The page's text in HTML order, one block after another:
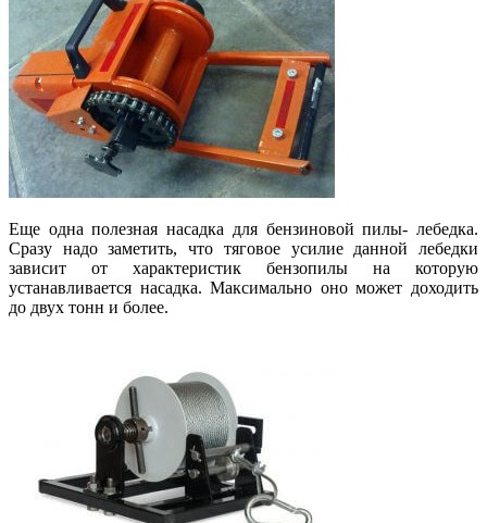
Еще одна полезная насадка для бензиновой пилы- лебедка.
Сразу надо заметить, что тяговое усилие данной лебедки
зависит от характеристик бензопилы на которую
устанавливается насадка. Максимально оно может доходить
до двух тонн и более.